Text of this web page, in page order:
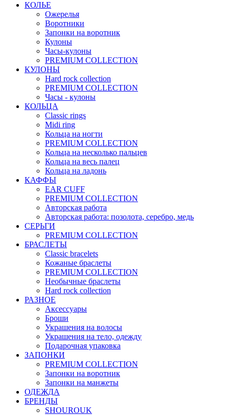
КОЛЬЕ
Ожерелья
Воротники
Запонки на воротник
Кулоны
Часы-кулоны
PREMIUM COLLECTION
КУЛОНЫ
Hard rock collection
PREMIUM COLLECTION
Часы - кулоны
КОЛЬЦА
Classic rings
Midi ring
Кольца на ногти
PREMIUM COLLECTION
Кольца на несколько пальцев
Кольца на весь палец
Кольца на ладонь
КАФФЫ
EAR CUFF
PREMIUM COLLECTION
Авторская работа
Авторская работа: позолота, серебро, медь
СЕРЬГИ
PREMIUM COLLECTION
БРАСЛЕТЫ
Classic bracelets
Кожаные браслеты
PREMIUM COLLECTION
Необычные браслеты
Hard rock collection
РАЗНОЕ
Аксессуары
Броши
Украшения на волосы
Украшения на тело, одежду
Подарочная упаковка
ЗАПОНКИ
PREMIUM COLLECTION
Запонки на воротник
Запонки на манжеты
ОДЕЖДА
БРЕНДЫ
SHOUROUK